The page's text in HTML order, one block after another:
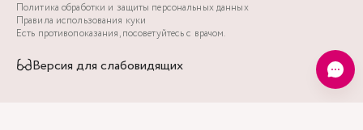
Политика обработки и защиты персональных данных
Правила использования куки
Есть противопоказания, посоветуйтесь с врачом.
Версия для слабовидящих